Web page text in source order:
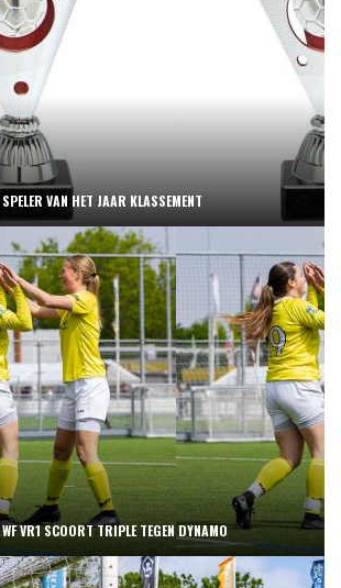
SPELER VAN HET JAAR KLASSEMENT
WF VR1 SCOORT TRIPLE TEGEN DYNAMO